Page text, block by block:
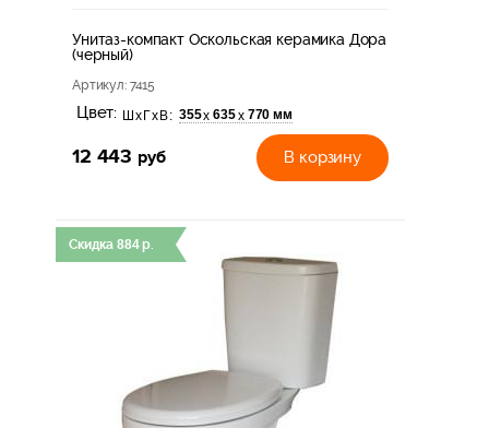
Унитаз-компакт Оскольская керамика Дора
(черный)
Артикул: 7415
Цвет: ШхГхВ: 355х 635х 770 мм
12 443 руб В корзину
Скидка 884р.